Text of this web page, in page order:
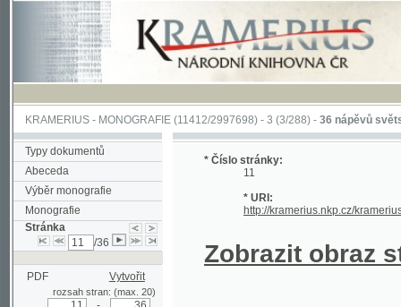
KRAMERIUS-MONOGRAFIE(11412/2997698) -3 (3/288)-36 nápěvů světských
Typy dokumentů
Abeceda
Výběr monografie
Monografie
Stránka
/36
PDF Vytvořit
rozsah stran: (max. 20)
* Číslo stránky:
11
* URI:
http://kramerius.nkp.cz/kramerius/